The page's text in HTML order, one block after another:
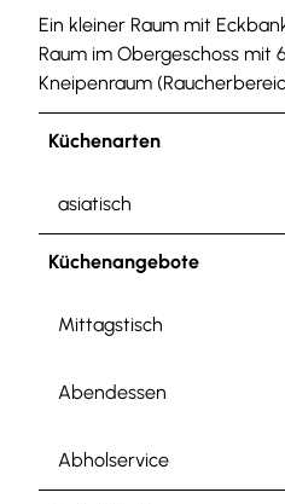
Ein kleiner Raum mit
Raum im Obergeschoss mit
Kneipenraum
Küchenarten
asiatisch
Küchenangebote
Mittagstisch
Abendessen
Abholservice